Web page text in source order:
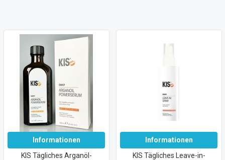
Informationen
KIS Tägliches Arganöl-
Informationen
KIS Tägliches Leave-in-